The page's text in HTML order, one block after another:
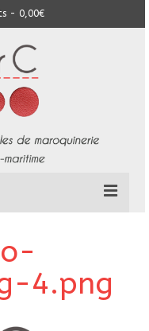
- 0,00€
4.png